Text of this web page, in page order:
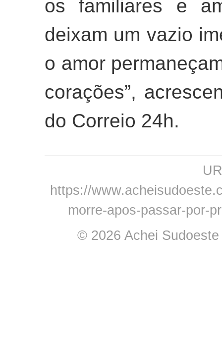
os familiares e
deixam um vazio
o amor
corações”,
do Correio 24h.
https://
morre-apos-passar-por-
© 2026 Achei